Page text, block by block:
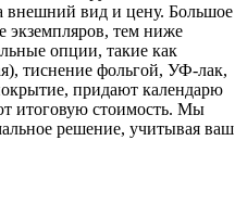
внешний вид и цену. Большое
экземпляров, тем ниже
опции, такие как
тиснение фольгой, УФ-лак,
придают календарю
итоговую стоимость. Мы
решение, учитывая ваш